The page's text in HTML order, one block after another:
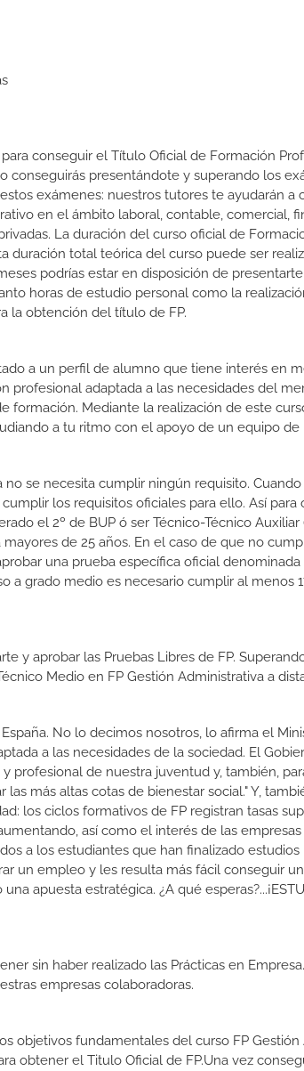
conseguir el Título Oficial de Formación
conseguirás presentándote y superando los
exámenes: nuestros tutores te ayudarán a
en el ámbito laboral, contable, comercial,
La duración del curso oficial de
duración total teórica del curso puede ser
podrías estar en disposición de
horas de estudio personal como la
la obtención del título de FP.
a un perfil de alumno que tiene interés en
profesional adaptada a las necesidades del
Mediante la realización de este
a tu ritmo con el apoyo de un equipo de
no se necesita cumplir ningún requisito.
los requisitos oficiales para ello. Así para
el 2º de BUP ó ser Técnico-Técnico
de 25 años. En el caso de que no
una prueba específica oficial
a grado medio es necesario cumplir al menos
y aprobar las Pruebas Libres de FP.
Medio en FP Gestión Administrativa a
No lo decimos nosotros, lo afirma el
a las necesidades de la sociedad. El
profesional de nuestra juventud y, también,
más altas cotas de bienestar social." Y,
los ciclos formativos de FP registran tasas
así como el interés de las
a los estudiantes que han finalizado estudios
un empleo y les resulta más fácil conseguir
apuesta estratégica. ¿A qué
sin haber realizado las Prácticas en
empresas colaboradoras.
objetivos fundamentales del curso FP Gestión
obtener el Titulo Oficial de FP.Una vez